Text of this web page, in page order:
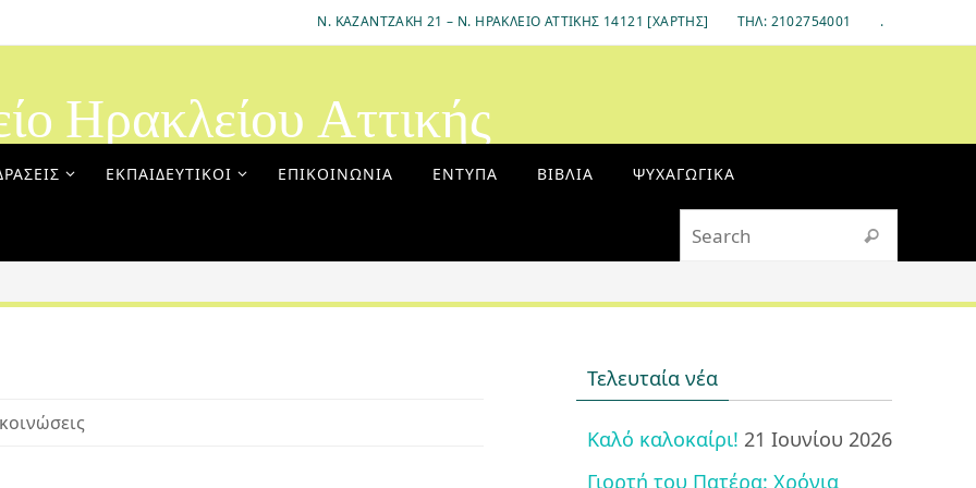
Ν. ΚΑΖΑΝΤΖΆΚΗ 21 – Ν. ΗΡΆΚΛΕΙΟ ΑΤΤΙΚΉΣ 14121 [ΧΆΡΤΗΣ] ΤΗΛ: 2102754001 .
Ηρακλείου Αττικής
ΕΚΠΑΙΔΕΥΤΙΚΟΊ ΕΠΙΚΟΙΝΩΝΊΑ ΈΝΤΥΠΑ ΒΙΒΛΊΑ ΨΥΧΑΓΩΓΙΚΆ
Search
Τελευταία νέα
Καλό καλοκαίρι! 21 Ιουνίου 2026
Γιορτή του Πατέρα: Χρόνια